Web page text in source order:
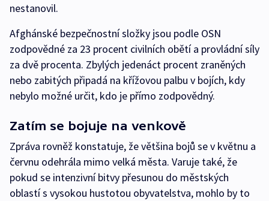
nestanovil.
Afghánské bezpečnostní složky jsou podle OSN
zodpovědné za 23 procent civilních obětí a provládní síly
za dvě procenta. Zbylých jedenáct procent zraněných
nebo zabitých připadá na křížovou palbu v bojích, kdy
nebylo možné určit, kdo je přímo zodpovědný.
Zatím se bojuje na venkově
Zpráva rovněž konstatuje, že většina bojů se v květnu a
červnu odehrála mimo velká města. Varuje také, že
pokud se intenzivní bitvy přesunou do městských
oblastí s vysokou hustotou obyvatelstva, mohlo by to